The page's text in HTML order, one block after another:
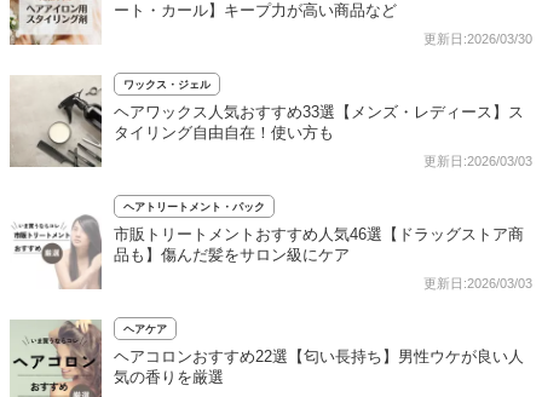
ート・カール】キープ力が高い商品など
更新日:2026/03/30
ワックス・ジェル
ヘアワックス人気おすすめ33選【メンズ・レディース】ス
タイリング自由自在！使い方も
更新日:2026/03/03
ヘアトリートメント・パック
市販トリートメントおすすめ人気46選【ドラッグストア商
品も】傷んだ髪をサロン級にケア
更新日:2026/03/03
ヘアケア
ヘアコロンおすすめ22選【匂い長持ち】男性ウケが良い人
気の香りを厳選